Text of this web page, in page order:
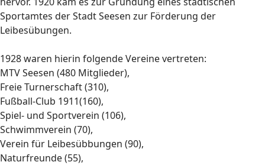
Sportamtes der Stadt Seesen zur Förderung der
Leibesübungen.
1928 waren hierin folgende Vereine vertreten:
MTV Seesen (480 Mitglieder),
Freie Turnerschaft (310),
Fußball-Club 1911(160),
Spiel- und Sportverein (106),
Schwimmverein (70),
Verein für Leibesübbungen (90),
Naturfreunde (55),